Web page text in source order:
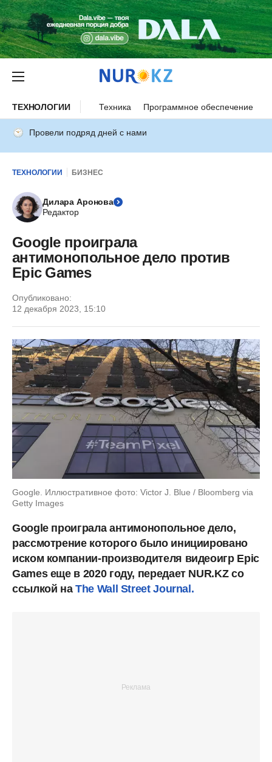
ТЕХНОЛОГИИ Техника Программное обеспечение
Провели подряд дней с нами
ТЕХНОЛОГИИ БИЗНЕС
Дилара Аронова
Редактор
Google проиграла
антимонопольное дело против
Epic Games
Опубликовано:
12 декабря 2023, 15:10
Google. Иллюстративное фото: Victor J. Blue / Bloomberg via
Getty Images
Google проиграла антимонопольное дело,
рассмотрение которого было инициировано
иском компании-производителя видеоигр Epic
Games еще в 2020 году, передает NUR.KZ со
ссылкой наThe Wall Street Journal.